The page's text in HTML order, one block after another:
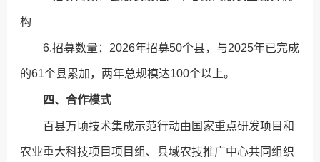
构
6.招募数量：2026年招募50个县，与2025年已完成
的61个县累加，两年总规模达100个以上。
四、合作模式
百县万顷技术集成示范行动由国家重点研发项目和
农业重大科技项目项目组、县域农技推广中心共同组织